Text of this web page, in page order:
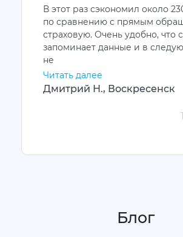
В этот раз сэкономил около
по сравнению с прямым
страховую. Очень удобно, что
запоминает данные и в
не
Читать далее
Дмитрий Н., Воскресенск
Блог